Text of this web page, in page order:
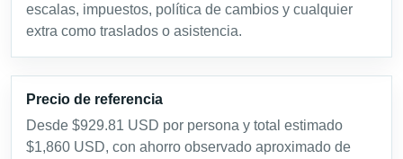
escalas, impuestos, política de cambios y cualquier
extra como traslados o asistencia.
Precio de referencia
Desde $929.81 USD por persona y total estimado
$1,860 USD, con ahorro observado aproximado de